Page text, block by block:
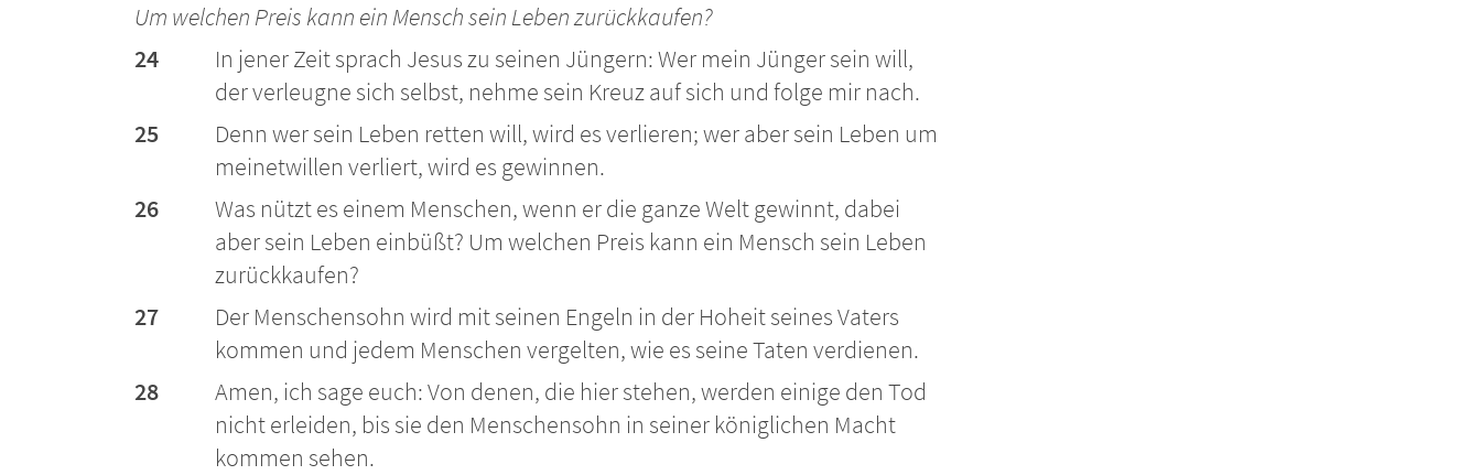
Um welchen Preis kann ein Mensch sein Leben zurückkaufen?
24
In jener Zeit sprach Jesus zu seinen Jüngern: Wer mein Jünger sein will,
der verleugne sich selbst, nehme sein Kreuz auf sich und folge mir nach.
25
Denn wer sein Leben retten will, wird es verlieren; wer aber sein Leben um
meinetwillen verliert, wird es gewinnen.
26
Was nützt es einem Menschen, wenn er die ganze Welt gewinnt, dabei
aber sein Leben einbüßt? Um welchen Preis kann ein Mensch sein Leben
zurückkaufen?
27
Der Menschensohn wird mit seinen Engeln in der Hoheit seines Vaters
kommen und jedem Menschen vergelten, wie es seine Taten verdienen.
28
Amen, ich sage euch: Von denen, die hier stehen, werden einige den Tod
nicht erleiden, bis sie den Menschensohn in seiner königlichen Macht
kommen sehen.